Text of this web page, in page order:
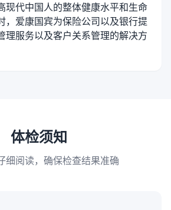
现代中国人的整体健康水平和生命
，爱康国宾为保险公司以及银行提
理服务以及客户关系管理的解决方
体检须知
细阅读，确保检查结果准确